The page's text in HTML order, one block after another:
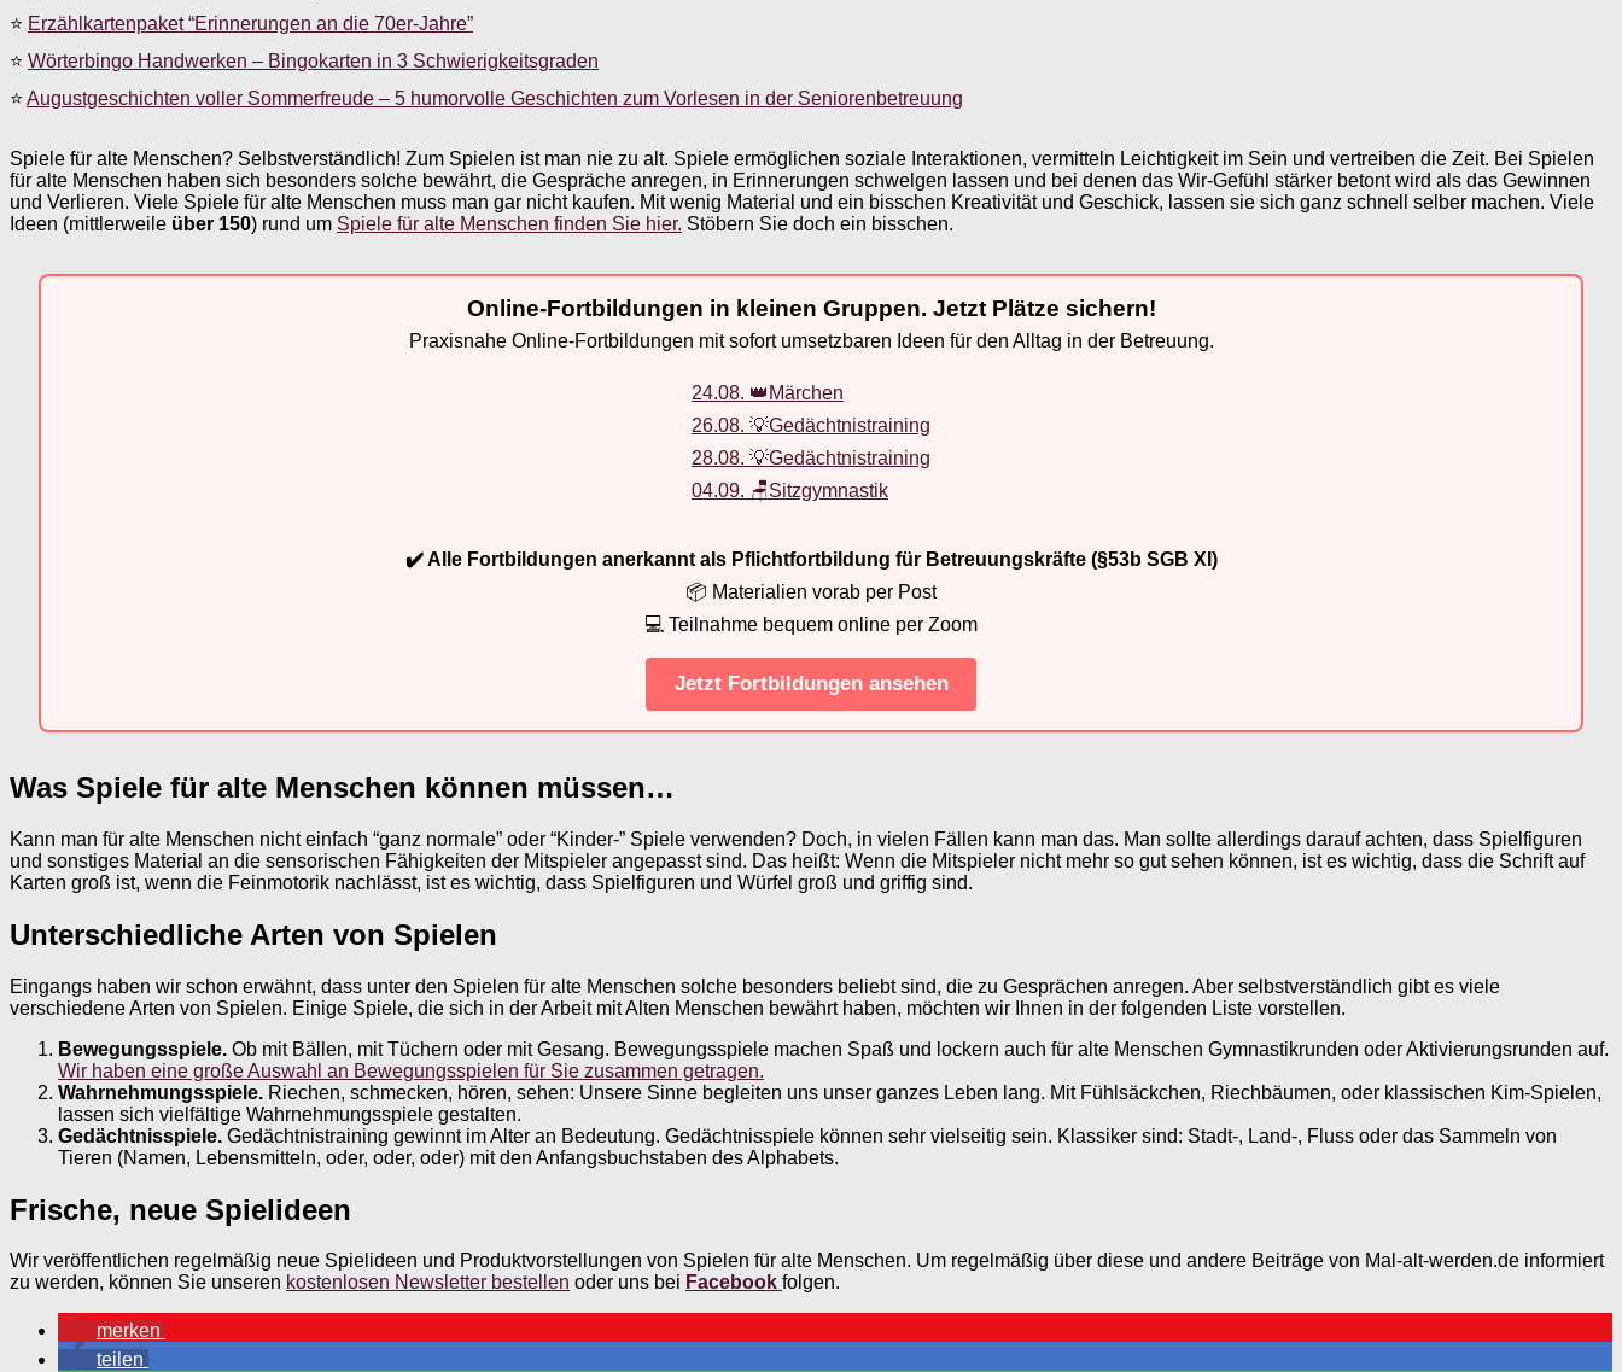
⭐ Erzählkartenpaket “Erinnerungen an die 70er-Jahre”
⭐ Wörterbingo Handwerken – Bingokarten in 3 Schwierigkeitsgraden
⭐ Augustgeschichten voller Sommerfreude – 5 humorvolle Geschichten zum Vorlesen in der Seniorenbetreuung
Spiele für alte Menschen? Selbstverständlich! Zum Spielen ist man nie zu alt. Spiele ermöglichen soziale Interaktionen, vermitteln Leichtigkeit im Sein und vertreiben die Zeit. Bei Spielen
für alte Menschen haben sich besonders solche bewährt, die Gespräche anregen, in Erinnerungen schwelgen lassen und bei denen das Wir-Gefühl stärker betont wird als das Gewinnen
und Verlieren. Viele Spiele für alte Menschen muss man gar nicht kaufen. Mit wenig Material und ein bisschen Kreativität und Geschick, lassen sie sich ganz schnell selber machen. Viele
Ideen (mittlerweile über 150) rund um Spiele für alte Menschen finden Sie hier. Stöbern Sie doch ein bisschen.
Online-Fortbildungen in kleinen Gruppen. Jetzt Plätze sichern!
Praxisnahe Online-Fortbildungen mit sofort umsetzbaren Ideen für den Alltag in der Betreuung.
24.08. 👑Märchen
26.08. 💡Gedächtnistraining
28.08. 💡Gedächtnistraining
04.09. 🪑Sitzgymnastik
✔️ Alle Fortbildungen anerkannt als Pflichtfortbildung für Betreuungskräfte (§53b SGB XI)
📦 Materialien vorab per Post
💻 Teilnahme bequem online per Zoom
Jetzt Fortbildungen ansehen
Was Spiele für alte Menschen können müssen…
Kann man für alte Menschen nicht einfach “ganz normale” oder “Kinder-” Spiele verwenden? Doch, in vielen Fällen kann man das. Man sollte allerdings darauf achten, dass Spielfiguren
und sonstiges Material an die sensorischen Fähigkeiten der Mitspieler angepasst sind. Das heißt: Wenn die Mitspieler nicht mehr so gut sehen können, ist es wichtig, dass die Schrift auf
Karten groß ist, wenn die Feinmotorik nachlässt, ist es wichtig, dass Spielfiguren und Würfel groß und griffig sind.
Unterschiedliche Arten von Spielen
Eingangs haben wir schon erwähnt, dass unter den Spielen für alte Menschen solche besonders beliebt sind, die zu Gesprächen anregen. Aber selbstverständlich gibt es viele
verschiedene Arten von Spielen. Einige Spiele, die sich in der Arbeit mit Alten Menschen bewährt haben, möchten wir Ihnen in der folgenden Liste vorstellen.
Bewegungsspiele. Ob mit Bällen, mit Tüchern oder mit Gesang. Bewegungsspiele machen Spaß und lockern auch für alte Menschen Gymnastikrunden oder Aktivierungsrunden auf.
Wir haben eine große Auswahl an Bewegungsspielen für Sie zusammen getragen.
Wahrnehmungsspiele. Riechen, schmecken, hören, sehen: Unsere Sinne begleiten uns unser ganzes Leben lang. Mit Fühlsäckchen, Riechbäumen, oder klassischen Kim-Spielen,
lassen sich vielfältige Wahrnehmungsspiele gestalten.
Gedächtnisspiele. Gedächtnistraining gewinnt im Alter an Bedeutung. Gedächtnisspiele können sehr vielseitig sein. Klassiker sind: Stadt-, Land-, Fluss oder das Sammeln von
Tieren (Namen, Lebensmitteln, oder, oder, oder) mit den Anfangsbuchstaben des Alphabets.
Frische, neue Spielideen
Wir veröffentlichen regelmäßig neue Spielideen und Produktvorstellungen von Spielen für alte Menschen. Um regelmäßig über diese und andere Beiträge von Mal-alt-werden.de informiert
zu werden, können Sie unseren kostenlosen Newsletter bestellen oder uns bei Facebook folgen.
merken
teilen